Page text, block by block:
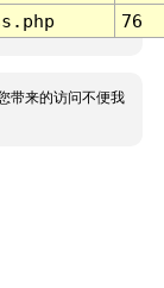
76
带来的访问不便我